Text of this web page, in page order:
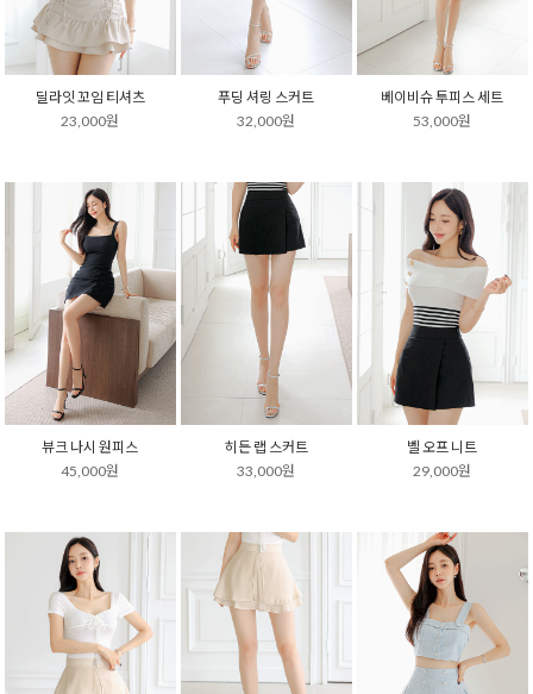
딜라잇 꼬임 티셔츠
23,000원
푸딩 셔링 스커트
32,000원
베이비슈 투피스 세트
53,000원
뷰크 나시 원피스
45,000원
히든 랩 스커트
33,000원
벨 오프 니트
29,000원